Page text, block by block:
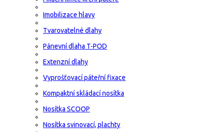
Imobilizace hlavy
Tvarovatelné dlahy
Pánevní dlaha T-POD
Extenzní dlahy
Vyprošťovací páteřní fixace
Kompaktní skládací nosítka
Nosítka SCOOP
Nosítka svinovací, plachty